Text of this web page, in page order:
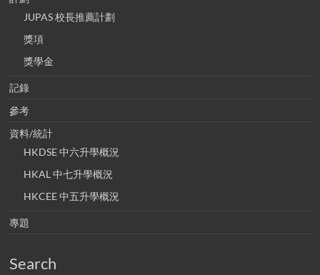
JUPAS 校長推薦計劃
獎項
獎學金
記錄
參考
資料/統計
HKDSE 中六升學概況
HKAL 中七升學概況
HKCEE 中五升學概況
專題
Search